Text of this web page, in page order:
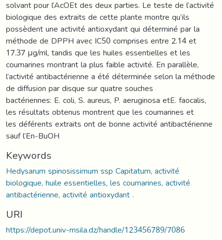
solvant pour l’AcOEt des deux parties. Le teste de l’activité
biologique des extraits de cette plante montre qu’ils
possèdent une activité antioxydant qui déterminé par la
méthode de DPPH avec IC50 comprises entre 2.14 et
17.37 μg/ml, tandis que les huiles essentielles et les
coumarines montrant la plus faible activité. En parallèle,
l’activité antibactérienne a été déterminée selon la méthode
de diffusion par disque sur quatre souches
bactériennes: E. coli, S. aureus, P. aeruginosa etE. faocalis,
les résultats obtenus montrent que les coumarines et
les déférents extraits ont de bonne activité antibactérienne
sauf l’En-BuOH
Keywords
Hedysarum spinosissimum ssp Capitatum, activité
biologique, huile essentielles, les coumarines, activité
antibactérienne, activité antioxydant .
URI
https://depot.univ-msila.dz/handle/123456789/7086